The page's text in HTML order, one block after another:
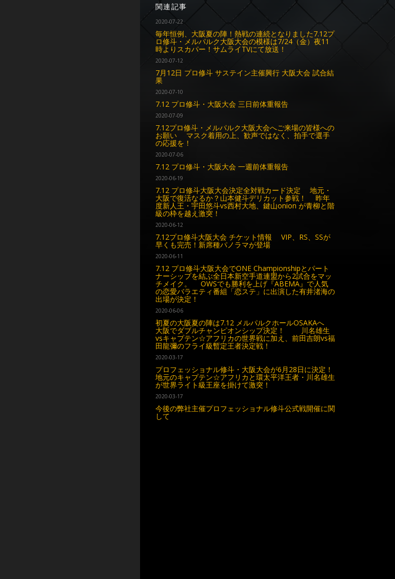
関連記事
2020-07-22
毎年恒例、大阪夏の陣！熱戦の連続となりました7.12プ
ロ修斗・メルパルク大阪大会の模様は7/24（金）夜11
時よりスカパー！サムライTVにて放送！
2020-07-12
7月12日 プロ修斗 サステイン主催興行 大阪大会 試合結
果
2020-07-10
7.12 プロ修斗・大阪大会 三日前体重報告
2020-07-09
7.12プロ修斗・メルパルク大阪大会へご来場の皆様への
お願い マスク着用の上、歓声ではなく、拍手で選手
の応援を！
2020-07-06
7.12 プロ修斗・大阪大会 一週前体重報告
2020-06-19
7.12 プロ修斗大阪大会決定全対戦カード決定 地元・
大阪で復活なるか？山本健斗デリカット参戦！ 昨年
度新人王・宇田悠斗vs西村大地、鍵山onion が青柳と階
級の枠を越え激突！
2020-06-12
7.12プロ修斗大阪大会 チケット情報 VIP、RS、SSが
早くも完売！新席種パノラマが登場
2020-06-11
7.12 プロ修斗大阪大会でONE Championshipとパート
ナーシップを結ぶ全日本新空手道連盟から2試合をマッ
チメイク。 OWSでも勝利を上げ『ABEMA』で人気
の恋愛バラエティ番組「恋ステ」に出演した有井渚海の
出場が決定！
2020-06-06
初夏の大阪夏の陣は7.12 メルパルクホールOSAKAへ
大阪でダブルチャンピオンシップ決定！ 川名雄生
vsキャプテン☆アフリカの世界戦に加え、前田吉朗vs福
田龍彌のフライ級暫定王者決定戦！
2020-03-17
プロフェッショナル修斗・大阪大会が6月28日に決定！
地元のキャプテン☆アフリカと環太平洋王者・川名雄生
が世界ライト級王座を掛けて激突！
2020-03-17
今後の弊社主催プロフェッショナル修斗公式戦開催に関
して